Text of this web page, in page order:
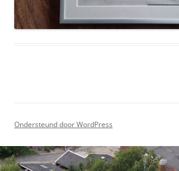
Ondersteund door WordPress